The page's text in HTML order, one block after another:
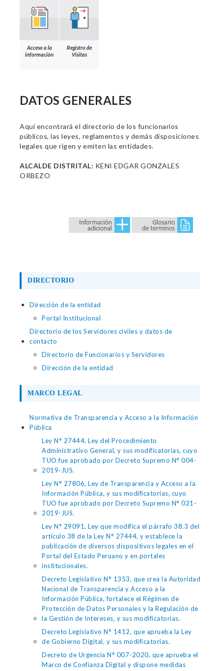
Acceso a la
información
Registro de
Visitas
DATOS GENERALES
Aquí encontrará el directorio de los funcionarios
públicos, las leyes, reglamentos y demás disposiciones
legales que rigen y emiten las entidades.
ALCALDE DISTRITAL: KENI EDGAR GONZALES
ORBEZO
DIRECTORIO
Dirección de la entidad
Portal Institucional
Directorio de los Servidores civiles y datos de
contacto
Directorio de Funcionarios y Servidores
Dirección de la entidad
MARCO LEGAL
Normativa de Transparencia y Acceso a la Información
Pública
Ley N° 27444, Ley del Procedimiento
Administrativo General, y sus modificatorias, cuyo
TUO fue aprobado por Decreto Supremo N° 004-
2019-JUS.
Ley N° 27806, Ley de Transparencia y Acceso a la
Información Pública, y sus modificatorias, cuyo
TUO fue aprobado por Decreto Supremo N° 021-
2019-JUS.
Ley N° 29091, Ley que modifica el párrafo 38.3 del
artículo 38 de la Ley N° 27444, y establece la
publicación de diversos dispositivos legales en el
Portal del Estado Peruano y en portales
institucionales.
Decreto Legislativo N° 1353, que crea la Autoridad
Nacional de Transparencia y Acceso a la
Información Pública, fortalece el Régimen de
Protección de Datos Personales y la Regulación de
la Gestión de Intereses, y sus modificatorias.
Decreto Legislativo N° 1412, que aprueba la Ley
de Gobierno Digital, y sus modificatorias.
Decreto de Urgencia N° 007-2020, que aprueba el
Marco de Confianza Digital y dispone medidas